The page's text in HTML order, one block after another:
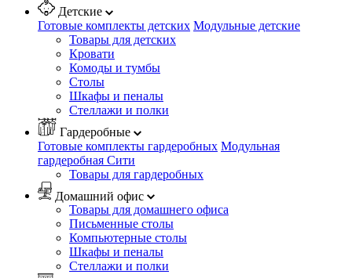
Детские
Готовые комплекты детских Модульные детские
Товары для детских
Кровати
Комоды и тумбы
Столы
Шкафы и пеналы
Стеллажи и полки
Гардеробные
Готовые комплекты гардеробных Модульная
гардеробная Сити
Товары для гардеробных
Домашний офис
Товары для домашнего офиса
Письменные столы
Компьютерные столы
Шкафы и пеналы
Стеллажи и полки